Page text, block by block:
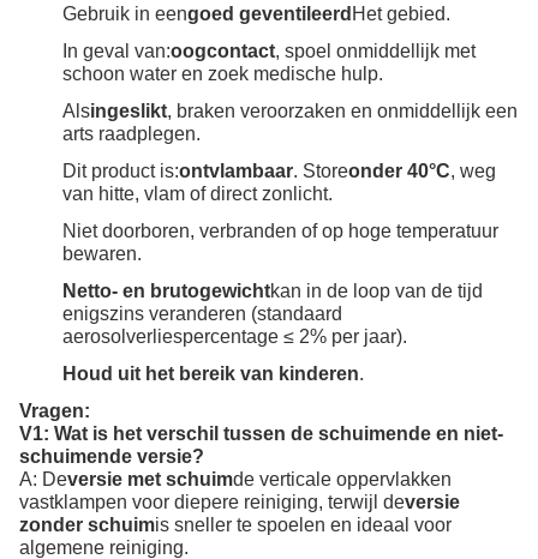
Gebruik in eengoed geventileerdHet gebied.
In geval van:oogcontact, spoel onmiddellijk met
schoon water en zoek medische hulp.
Alsingeslikt, braken veroorzaken en onmiddellijk een
arts raadplegen.
Dit product is:ontvlambaar. Storeonder 40°C, weg
van hitte, vlam of direct zonlicht.
Niet doorboren, verbranden of op hoge temperatuur
bewaren.
Netto- en brutogewichtkan in de loop van de tijd
enigszins veranderen (standaard
aerosolverliespercentage ≤ 2% per jaar).
Houd uit het bereik van kinderen.
Vragen:
V1: Wat is het verschil tussen de schuimende en niet-
schuimende versie?
A: Deversie met schuimde verticale oppervlakken
vastklampen voor diepere reiniging, terwijl deversie
zonder schuimis sneller te spoelen en ideaal voor
algemene reiniging.